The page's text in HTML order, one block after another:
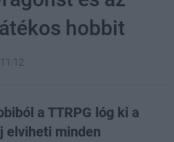
hobbit
a TTRPG lóg ki a
elviheti minden